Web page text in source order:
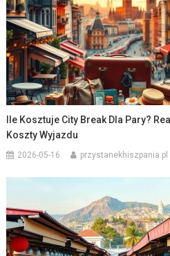
Ile Kosztuje City Break Dla Pary?
Koszty Wyjazdu
2026-05-16 przystanekhiszpania.pl